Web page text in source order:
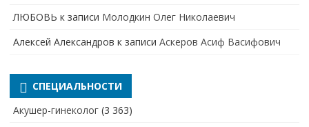
ЛЮБОВЬ к записи Молодкин Олег Николаевич
Алексей Александров к записи Аскеров Асиф Васифович
СПЕЦИАЛЬНОСТИ
Акушер-гинеколог (3 363)